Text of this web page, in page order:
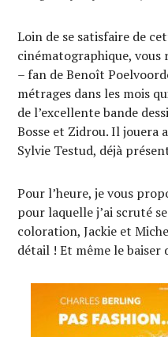
Loin de se satisfaire de
cinématographique,
– fan de Benoît
métrages dans les mois
de l’excellente bande
Bosse et Zidrou. Il jouera
Sylvie Testud, déjà
Pour l’heure, je vous
pour laquelle j’ai scruté
coloration, Jackie et
détail ! Et même le baiser